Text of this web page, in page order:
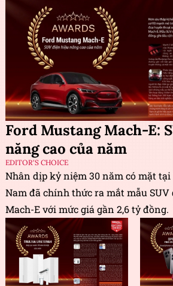
Ford Mustang Mach-E:
năng cao của năm
EDITOR'S CHOICE
Nhân dịp kỷ niệm 30 năm có mặt tại
Nam đã chính thức ra mắt mẫu
Mach-E với mức giá gần 2,6 tỷ đồng.